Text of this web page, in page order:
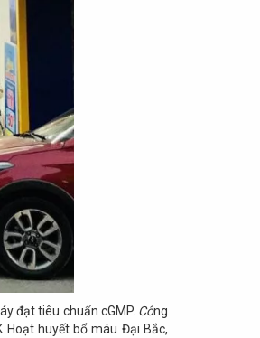
đạt tiêu chuẩn cGMP. Công
Hoạt huyết bổ máu Đại Bắc,